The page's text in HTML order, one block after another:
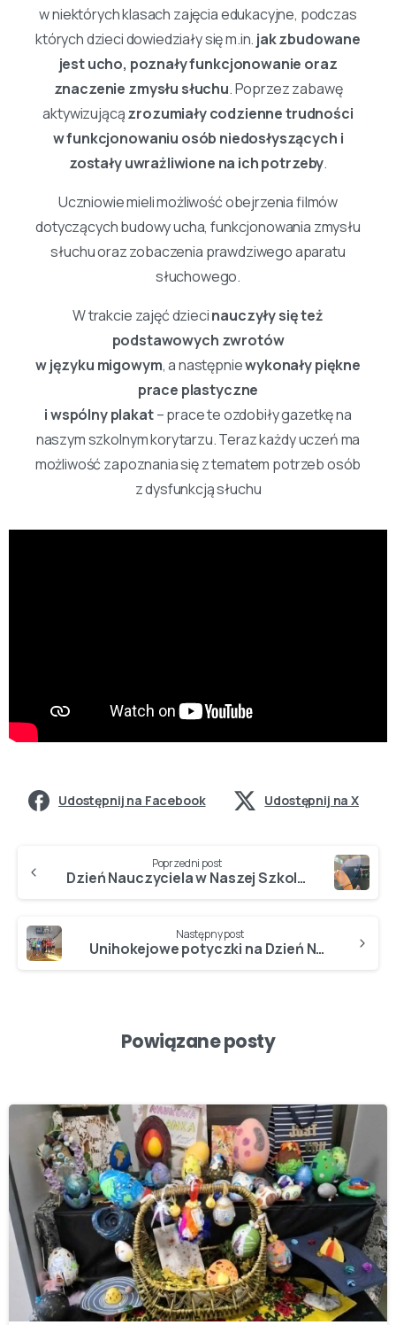
w niektórych klasach zajęcia edukacyjne, podczas
których dzieci dowiedziały się m.in. jak zbudowane
jest ucho, poznały funkcjonowanie oraz
znaczenie zmysłu słuchu. Poprzez zabawę
aktywizującązrozumiały codzienne trudności
w funkcjonowaniu osób niedosłyszących i
zostały uwrażliwione na ich potrzeby.
Uczniowie mieli możliwość obejrzenia filmów
dotyczących budowy ucha, funkcjonowania zmysłu
słuchu oraz zobaczenia prawdziwego aparatu
słuchowego.
W trakcie zajęć dziecinauczyły się też
podstawowych zwrotów
w języku migowym, a następniewykonały piękne
prace plastyczne
i wspólny plakat– prace te ozdobiły gazetkę na
naszym szkolnym korytarzu. Teraz każdy uczeń ma
możliwość zapoznania się z tematem potrzeb osób
z dysfunkcją słuchu
Udostępnij na Facebook Udostępnij na X
Poprzedni post
Dzień Nauczyciela w Naszej Szkole!
Następny post
Unihokejowe potyczki na Dzień Nauczyciela…
Powiązane posty
-